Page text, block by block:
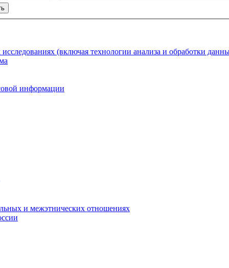
(включая технологии анализа и обработки
информации
и межэтнических отношениях